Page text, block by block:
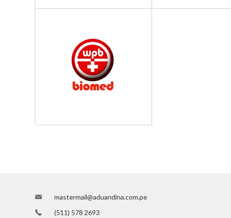
mastermail@aduandina.com.pe
(511) 578 2693